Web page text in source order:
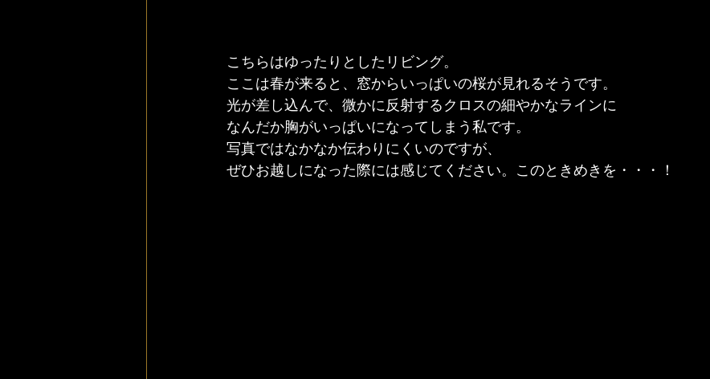
こちらはゆったりとしたリビング。
ここは春が来ると、窓からいっぱいの桜が見れるそうです。
光が差し込んで、微かに反射するクロスの細やかなラインに
なんだか胸がいっぱいになってしまう私です。
写真ではなかなか伝わりにくいのですが、
ぜひお越しになった際には感じてください。このときめきを・・・！